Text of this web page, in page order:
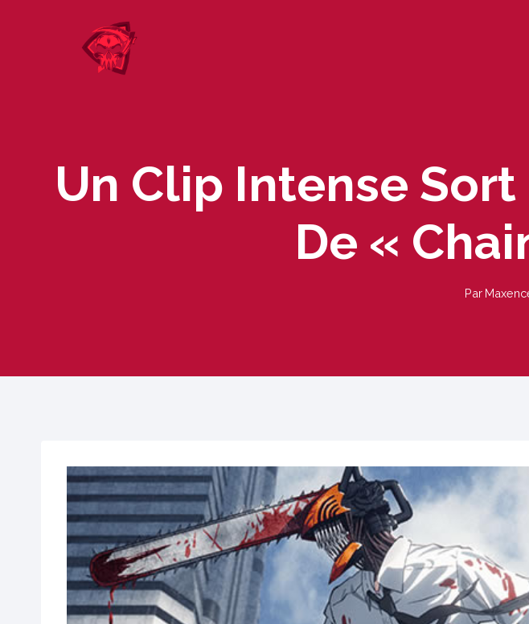
Un Clip Intense
De «
Par